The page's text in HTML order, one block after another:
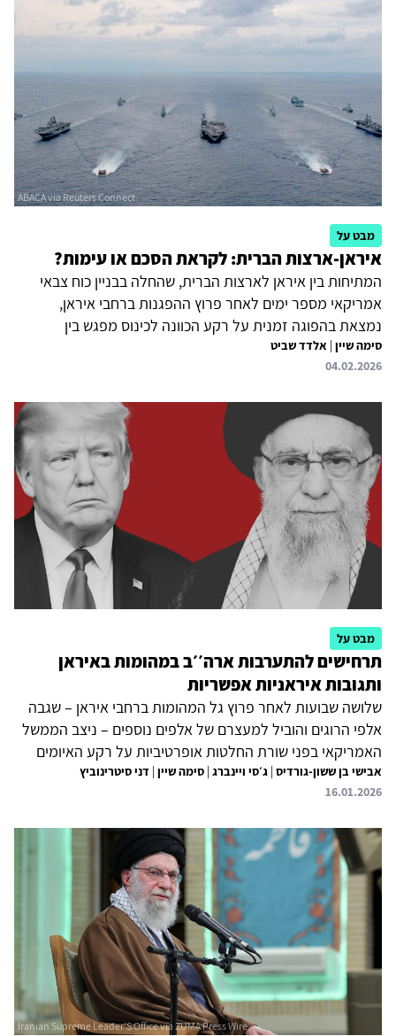
מדינית בתנאים חד־צדדיים. על רקע זה, החלטת הנשיא
טראמפ לעבור ממסלול של לחץ דיפלומטי למסלול של כפייה
ימית באמצעות הטלת מצור על התנועה לנמלים איראניים
מסמנת שלב חדש במשבר. מבחינת ארצות הברית, המהלך
נועד לשלול מאיראן את...
מבט על
איראן-ארצות הברית: לקראת הסכם או עימות?
המתיחות בין איראן לארצות הברית, שהחלה בבניין כוח צבאי
אמריקאי מספר ימים לאחר פרוץ ההפגנות ברחבי איראן,
נמצאת בהפוגה זמנית על רקע הכוונה לכינוס מפגש בין
המדינות ב-6 בפברואר בעומאן. הנשיא טראמפ מודע
למשמעויות הבעייתיות לדימוי ההרתעה האמריקאי אם לא יושג
הצבאית המסיבית במזרח התיכון. עם זאת, כנראה שלא הוצגה
לו עד כה תכנית פעולה קצרה, שתבטיח הכרעה. המשטר
האיראני עצמו מצוי בנקודת השפל החמורה ביותר מאז הקמתו
ומתמקד בהישרדות. וכך, המפגש המתוכנן אמור לשקף רצון של
שני הצדדים, בעידודן של מדינות...
סימה שיין | אלדד שביט
04.02.2026
מבט על
תרחישים להתערבות ארה׳׳ב במהומות באיראן
ותגובות איראניות אפשריות
שלושה שבועות לאחר פרוץ גל המהומות ברחבי איראן – שגבה
אלפי הרוגים והוביל למעצרם של אלפים נוספים – ניצב הממשל
האמריקאי בפני שורת החלטות אופרטיביות על רקע האיומים
שהשמיע הנשיא טראמפ כלפי המשטר בטהראן. איומיו של
הנשיא החלו בהתבטאות פומבית שלפיה ארצות הברית תבוא
כתב כי "העזרה בדרך", עודד את המפגינים להשתלט על
מוסדות המדינה, וקרא לתיעוד המעורבים בדיכוי – שלדבריו
"ישלמו מחיר כבד". מסמך זה...
אבישי בן ששון-גורדיס | ג׳סי ויינברג | סימה שיין | דני סיטרינוביץ
16.01.2026